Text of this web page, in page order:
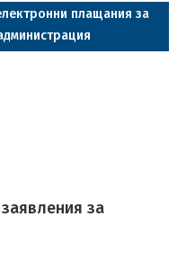
плащания за
за